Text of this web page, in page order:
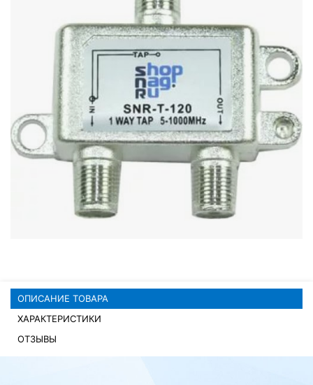
Серверное оборудование
UPS Источники бесперебойного питания
Мышки и Клавиатуры
Наушники
Сетевое оборудование
Системы охлаждения
Видеоконференцсвязь
Digital Signage
Комплектующие ПК
ОПИСАНИЕ ТОВАРА
ХАРАКТЕРИСТИКИ
ОТЗЫВЫ